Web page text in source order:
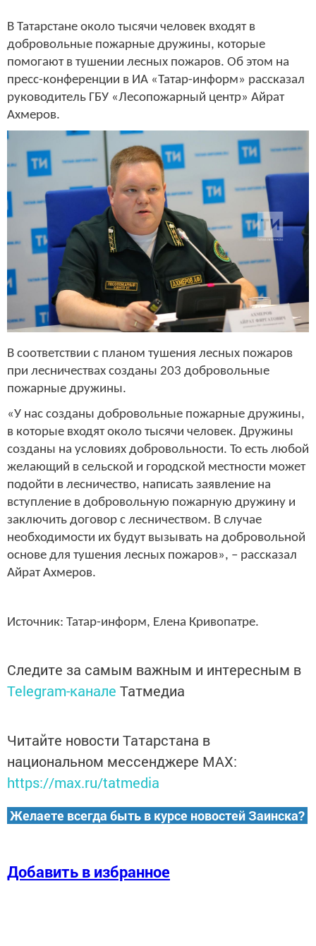
В Татарстане около тысячи человек входят в
добровольные пожарные дружины, которые
помогают в тушении лесных пожаров. Об этом на
пресс-конференции в ИА «Татар-информ» рассказал
руководитель ГБУ «Лесопожарный центр» Айрат
Ахмеров.
В соответствии с планом тушения лесных пожаров
при лесничествах созданы 203 добровольные
пожарные дружины.
«У нас созданы добровольные пожарные дружины,
в которые входят около тысячи человек. Дружины
созданы на условиях добровольности. То есть любой
желающий в сельской и городской местности может
подойти в лесничество, написать заявление на
вступление в добровольную пожарную дружину и
заключить договор с лесничеством. В случае
необходимости их будут вызывать на добровольной
основе для тушения лесных пожаров», – рассказал
Айрат Ахмеров.
Источник: Татар-информ, Елена Кривопатре.
Следите за самым важным и интересным в
Telegram-канале Татмедиа
Читайте новости Татарстана в
национальном мессенджере MАХ:
https://max.ru/tatmedia
Желаете всегда быть в курсе новостей Заинска?
Добавить в избранное